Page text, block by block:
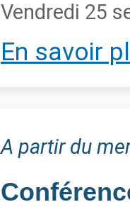
Vendredi 25
En savoir
A partir du